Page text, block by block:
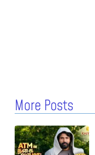
More Posts